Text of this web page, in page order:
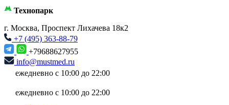
Технопарк
г. Москва, Проспект Лихачева 18к2
+7 (495) 363-88-79
+79688627955
info@mustmed.ru
ежедневно с 10:00 до 22:00
ежедневно с 10:00 до 22:00